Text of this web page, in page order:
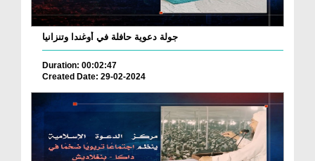
جولة دعوية حافلة في أوغندا وتنزانيا
Duration: 00:02:47
Created Date: 29-02-2024